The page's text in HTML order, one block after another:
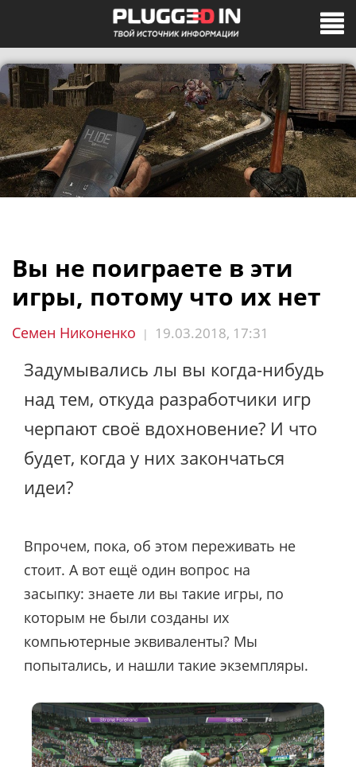
Вы не поиграете в эти
игры, потому что их нет
Семен Никоненко | 19.03.2018, 17:31
Задумывались лы вы когда-нибудь
над тем, откуда разработчики игр
черпают своё вдохновение? И что
будет, когда у них закончаться
идеи?
Впрочем, пока, об этом переживать не
стоит. А вот ещё один вопрос на
засыпку: знаете ли вы такие игры, по
которым не были созданы их
компьютерные эквиваленты? Мы
попытались, и нашли такие экземпляры.